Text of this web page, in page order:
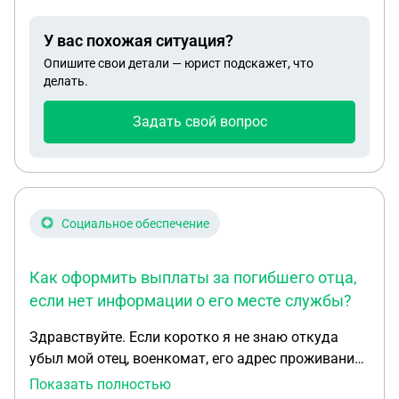
У вас похожая ситуация?
Опишите свои детали — юрист подскажет, что
делать.
Задать свой вопрос
Социальное обеспечение
Как оформить выплаты за погибшего отца,
если нет информации о его месте службы?
Здравствуйте. Если коротко я не знаю откуда
убыл мой отец, военкомат, его адрес проживания
знаю только часть , имею на руках свидетельство
Показать полностью